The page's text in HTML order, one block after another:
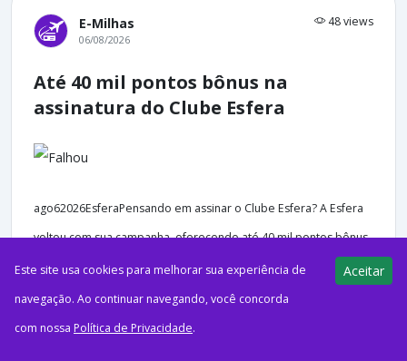
E-Milhas 48 views
06/08/2026
Até 40 mil pontos bônus na
assinatura do Clube Esfera
ago62026EsferaPensando em assinar o Clube Esfera? A Esfera
voltou com sua campanha, oferecendo até 40 mil pontos bônus
para clientes que realizarem adesão. Agora, a...
Este site usa cookies para melhorar sua experiência de
navegação. Ao continuar navegando, você concorda
com nossa Política de Privacidade.
Aceitar